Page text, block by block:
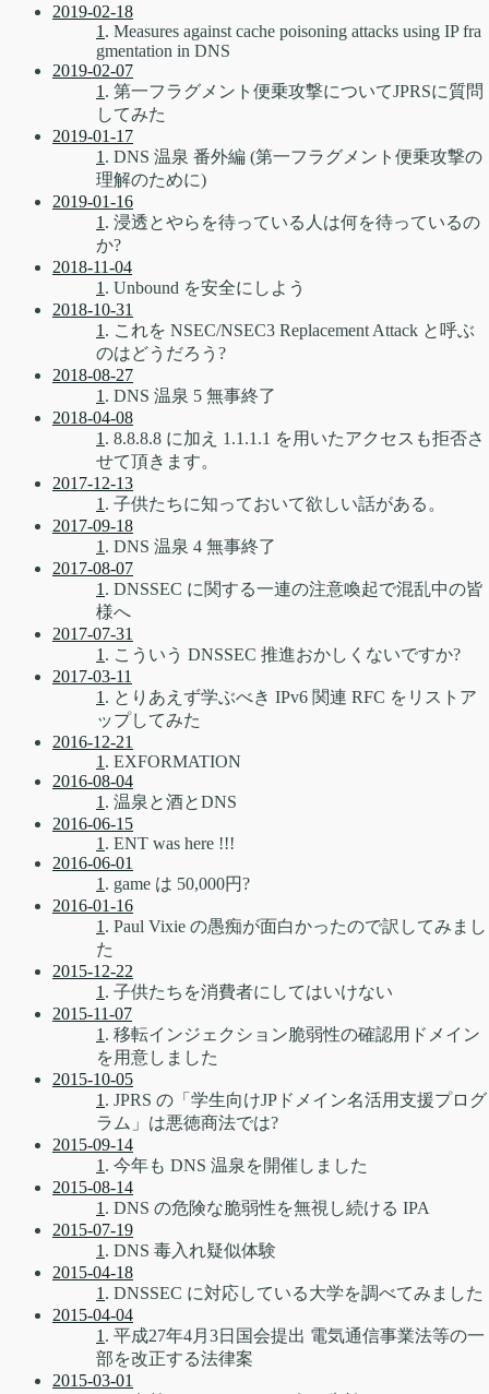
2019-02-18
1 . Measures against cache poisoning attacks using IP fra
gmentation in DNS
2019-02-07
1 . 第一フラグメント便乗攻撃についてJPRSに質問
してみた
2019-01-17
1 . DNS 温泉 番外編 (第一フラグメント便乗攻撃の
理解のために)
2019-01-16
1 . 浸透とやらを待っている人は何を待っているの
か?
2018-11-04
1 . Unbound を安全にしよう
2018-10-31
1 . これを NSEC/NSEC3 Replacement Attack と呼ぶ
のはどうだろう?
2018-08-27
1 . DNS 温泉 5 無事終了
2018-04-08
1 . 8.8.8.8 に加え 1.1.1.1 を用いたアクセスも拒否さ
せて頂きます。
2017-12-13
1 . 子供たちに知っておいて欲しい話がある。
2017-09-18
1 . DNS 温泉 4 無事終了
2017-08-07
1 . DNSSEC に関する一連の注意喚起で混乱中の皆
様へ
2017-07-31
1 . こういう DNSSEC 推進おかしくないですか?
2017-03-11
1 . とりあえず学ぶべき IPv6 関連 RFC をリストア
ップしてみた
2016-12-21
1 . EXFORMATION
2016-08-04
1 . 温泉と酒とDNS
2016-06-15
1 . ENT was here !!!
2016-06-01
1 . game は 50,000円?
2016-01-16
1 . Paul Vixie の愚痴が面白かったので訳してみまし
た
2015-12-22
1 . 子供たちを消費者にしてはいけない
2015-11-07
1 . 移転インジェクション脆弱性の確認用ドメイン
を用意しました
2015-10-05
1 . JPRS の「学生向けJPドメイン名活用支援プログ
ラム」は悪徳商法では?
2015-09-14
1 . 今年も DNS 温泉を開催しました
2015-08-14
1 . DNS の危険な脆弱性を無視し続ける IPA
2015-07-19
1 . DNS 毒入れ疑似体験
2015-04-18
1 . DNSSEC に対応している大学を調べてみました
2015-04-04
1 . 平成27年4月3日国会提出 電気通信事業法等の一
部を改正する法律案
2015-03-01